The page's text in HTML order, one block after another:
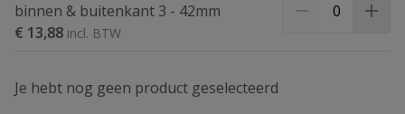
binnen & buitenkant 3 - 42mm
€ 13,88
Je hebt nog geen product geselecteerd